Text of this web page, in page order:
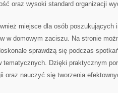
oraz wysoki standard organizacji
miejsce dla osób poszukujących
w domowym zaciszu. Na stronie
sprawdzą się podczas
tematycznych. Dzięki praktycznym
oraz nauczyć się tworzenia